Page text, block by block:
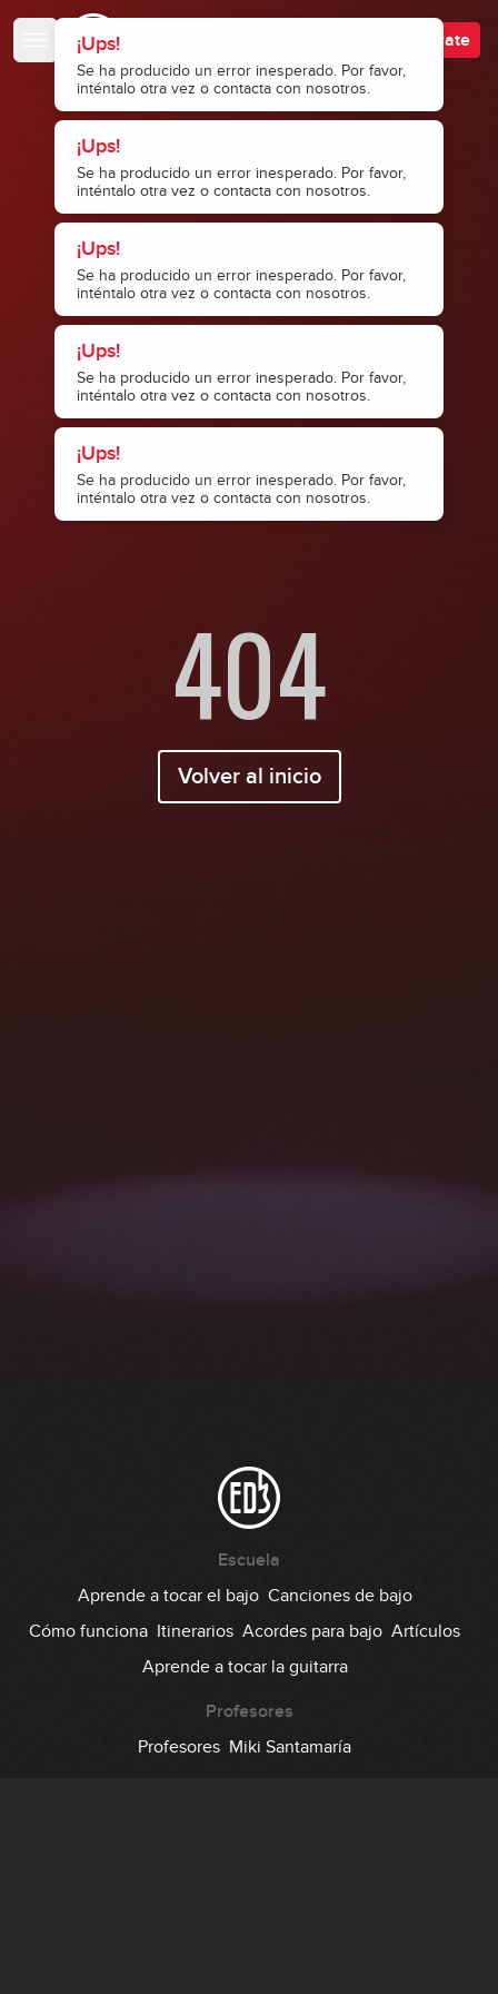
¡Ups!
Se ha producido un error inesperado. Por favor,
inténtalo otra vez o contacta con nosotros.
¡Ups!
Se ha producido un error inesperado. Por favor,
inténtalo otra vez o contacta con nosotros.
¡Ups!
Se ha producido un error inesperado. Por favor,
inténtalo otra vez o contacta con nosotros.
¡Ups!
Se ha producido un error inesperado. Por favor,
inténtalo otra vez o contacta con nosotros.
¡Ups!
Se ha producido un error inesperado. Por favor,
inténtalo otra vez o contacta con nosotros.
Regístrate
404
Volver al inicio
Escuela
Aprende a tocar el bajo Canciones de bajo
Cómo funciona Itinerarios Acordes para bajo Artículos
Aprende a tocar la guitarra
Profesores
Profesores Miki Santamaría
Escuela de Bajistas